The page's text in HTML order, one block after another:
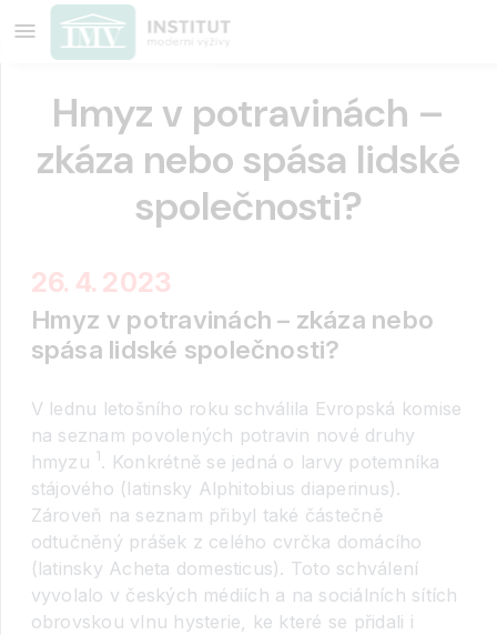
Hmyz v potravinách –
zkáza nebo spása lidské
společnosti?
26. 4. 2023
Hmyz v potravinách – zkáza nebo
spása lidské společnosti?
V lednu letošního roku schválila Evropská komise
na seznam povolených potravin nové druhy
hmyzu 1. Konkrétně se jedná o larvy potemníka
stájového (latinsky Alphitobius diaperinus).
Zároveň na seznam přibyl také částečně
odtučněný prášek z celého cvrčka domácího
(latinsky Acheta domesticus). Toto schválení
vyvolalo v českých médiích a na sociálních sítích
obrovskou vlnu hysterie, ke které se přidali i